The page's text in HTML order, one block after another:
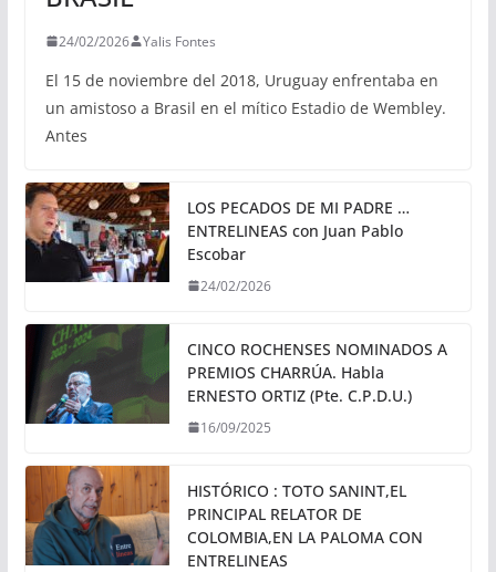
24/02/2026 Yalis Fontes
El 15 de noviembre del 2018, Uruguay enfrentaba en
un amistoso a Brasil en el mítico Estadio de Wembley.
Antes
LOS PECADOS DE MI PADRE …
ENTRELINEAS con Juan Pablo
Escobar
24/02/2026
CINCO ROCHENSES NOMINADOS A
PREMIOS CHARRÚA. Habla
ERNESTO ORTIZ (Pte. C.P.D.U.)
16/09/2025
HISTÓRICO : TOTO SANINT,EL
PRINCIPAL RELATOR DE
COLOMBIA,EN LA PALOMA CON
ENTRELINEAS